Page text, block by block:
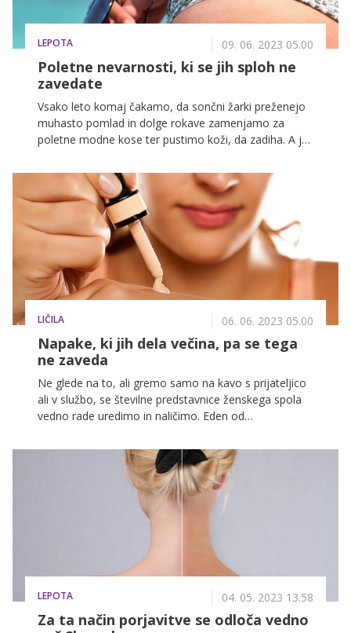
LEPOTA 09. 06. 2023 05.00
Poletne nevarnosti, ki se jih sploh ne
zavedate
Vsako leto komaj čakamo, da sončni žarki preženejo
muhasto pomlad in dolge rokave zamenjamo za
poletne modne kose ter pustimo koži, da zadiha. A jo
prostori lahko hitro izsušijo do te mere, da je videti
izžeta, brez sijaja in nagnjena k aknam. Tega si
seveda ne želimo, prav tako pa se ne bi rade
odpovedale poletnim radostim. Kaj storiti?
LIČILA 06. 06. 2023 05.00
Napake, ki jih dela večina, pa se tega
ne zaveda
Ne glede na to, ali gremo samo na kavo s prijateljico
ali v službo, se številne predstavnice ženskega spola
vedno rade uredimo in naličimo. Eden od
zagotovo nanos pudra, s katerim prekrijemo
nepravilnosti. Da je rezultat takšen, kot se šika, je
seveda treba poznati nekaj pravil nanašanja tekočega
pudra. Marsikatera namreč pri tem dela vsaj eno od
spodaj naštetih napak ...
LEPOTA 04. 05. 2023 13.58
Za ta način porjavitve se odloča vedno